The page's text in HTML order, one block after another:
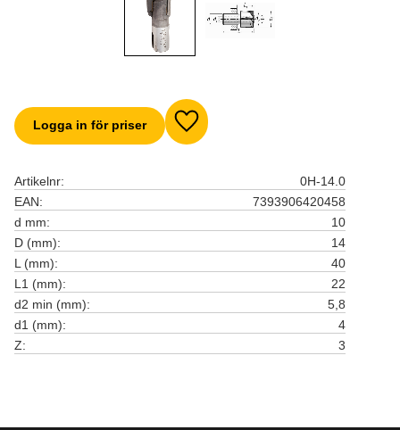
Logga in för priser Lägg till i favoriter
Artikelnr
0H-14.0
EAN
7393906420458
d mm
10
D (mm)
14
L (mm)
40
L1 (mm)
22
d2 min (mm)
5,8
d1 (mm)
4
Z
3